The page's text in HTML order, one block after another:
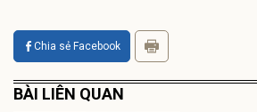
Chia sẻ Facebook
BÀI LIÊN QUAN